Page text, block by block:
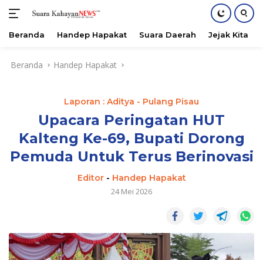
Beranda Handep Hapakat Suara Daerah Jejak Kita
Beranda Handep Hapakat
Laporan : Aditya - Pulang Pisau
Upacara Peringatan HUT
Kalteng Ke-69, Bupati Dorong
Pemuda Untuk Terus Berinovasi
Editor- Handep Hapakat
24 Mei 2026